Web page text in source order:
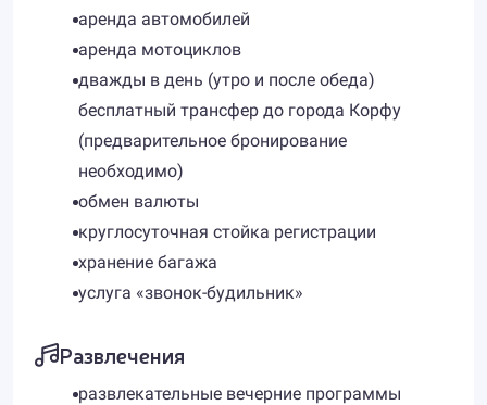
аренда автомобилей
аренда мотоциклов
дважды в день (утро и после обеда)
бесплатный трансфер до города Корфу
(предварительное бронирование
необходимо)
обмен валюты
круглосуточная стойка регистрации
хранение багажа
услуга «звонок-будильник»
Развлечения
развлекательные вечерние программы